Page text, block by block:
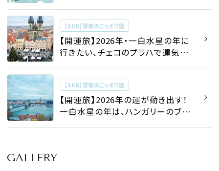
「スマホ開運術」＃携帯風水
【SKB】深夜のこっそり話
【開運旅】2026年・一白水星の年に
行きたい、チェコのプラハで運気
ット４選〉
【SKB】深夜のこっそり話
【開運旅】2026年の運が動き出す！
一白水星の年は、ハンガリーのブダ
GALLERY